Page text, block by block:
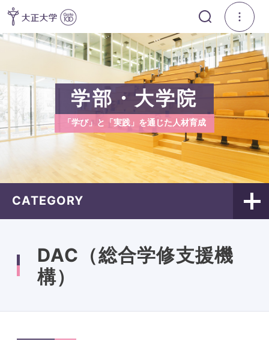
学部・大学院
「学び」と「実践」を通じた人材育成
CATEGORY
DAC（総合学修支援機
構）